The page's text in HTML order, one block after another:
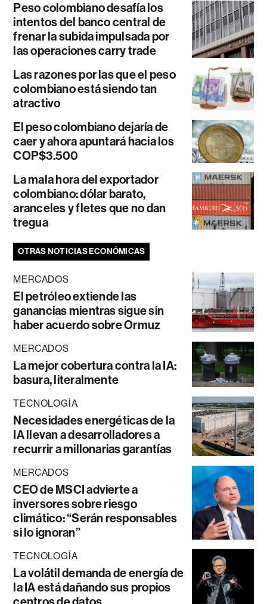
Peso colombiano desafía los
intentos del banco central de
frenar la subida impulsada por
las operaciones carry trade
Las razones por las que el peso
colombiano está siendo tan
atractivo
El peso colombiano dejaría de
caer y ahora apuntará hacia los
COP$3.500
La mala hora del exportador
colombiano: dólar barato,
aranceles y fletes que no dan
tregua
OTRAS NOTICIAS ECONÓMICAS
MERCADOS
El petróleo extiende las
ganancias mientras sigue sin
haber acuerdo sobre Ormuz
MERCADOS
La mejor cobertura contra la IA:
basura, literalmente
TECNOLOGÍA
Necesidades energéticas de la
IA llevan a desarrolladores a
recurrir a millonarias garantías
MERCADOS
CEO de MSCI advierte a
inversores sobre riesgo
climático: “Serán responsables
si lo ignoran”
TECNOLOGÍA
La volátil demanda de energía de
la IA está dañando sus propios